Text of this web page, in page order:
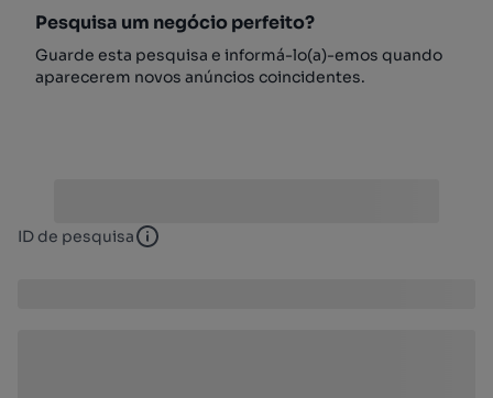
Pesquisa um negócio perfeito?
Guarde esta pesquisa e informá-lo(a)-emos quando
aparecerem novos anúncios coincidentes.
ID de pesquisa ID de pesquisa